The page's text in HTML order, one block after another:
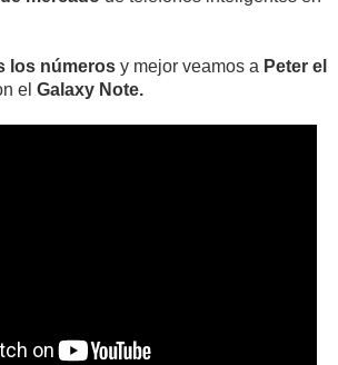
los números y mejor veamos a Peter el
el Galaxy Note.